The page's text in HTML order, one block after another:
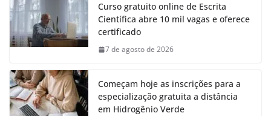
Curso gratuito online de Escrita
Científica abre 10 mil vagas e oferece
certificado
7 de agosto de 2026
Começam hoje as inscrições para a
especialização gratuita a distância
em Hidrogênio Verde